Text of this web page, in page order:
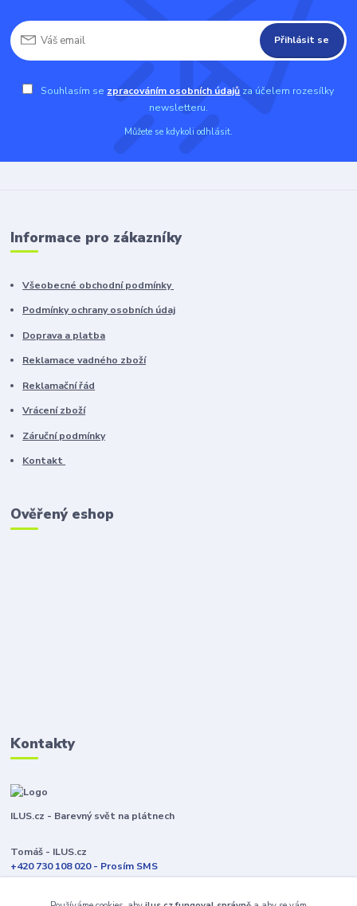
Přihlásit se
Souhlasím se zpracováním osobních údajů za účelem rozesílky
newsletteru.
Můžete se kdykoli odhlásit.
Informace pro zákazníky
Všeobecné obchodní podmínky
Podmínky ochrany osobních údaj
Doprava a platba
Reklamace vadného zboží
Reklamační řád
Vrácení zboží
Záruční podmínky
Kontakt
Ověřený eshop
Kontakty
ILUS.cz - Barevný svět na plátnech
Tomáš - ILUS.cz
+420 730 108 020 - Prosím SMS
Jsme většinu času ve výrobě